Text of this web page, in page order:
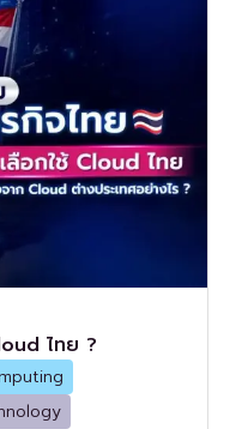
ไทย ?